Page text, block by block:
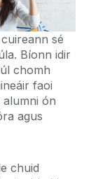
sé
Bíonn idir
chomh
faoi
alumni ón
agus
chuid